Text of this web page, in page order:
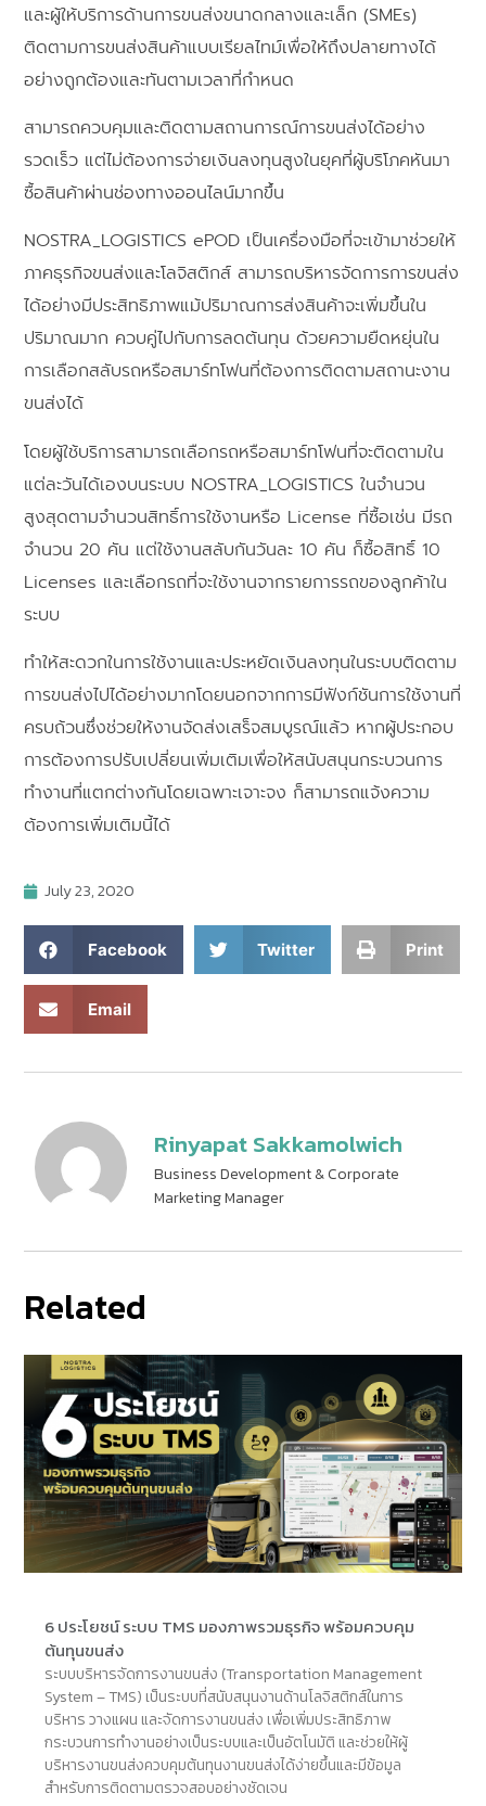
และผู้ให้บริการด้านการขนส่งขนาดกลางและเล็ก (SMEs)
ติดตามการขนส่งสินค้าแบบเรียลไทม์เพื่อให้ถึงปลายทางได้
อย่างถูกต้องและทันตามเวลาที่กำหนด
สามารถควบคุมและติดตามสถานการณ์การขนส่งได้อย่าง
รวดเร็ว แต่ไม่ต้องการจ่ายเงินลงทุนสูงในยุคที่ผู้บริโภคหันมา
ซื้อสินค้าผ่านช่องทางออนไลน์มากขึ้น
NOSTRA_LOGISTICS ePOD เป็นเครื่องมือที่จะเข้ามาช่วยให้
ภาคธุรกิจขนส่งและโลจิสติกส์ สามารถบริหารจัดการการขนส่ง
ได้อย่างมีประสิทธิภาพแม้ปริมาณการส่งสินค้าจะเพิ่มขึ้นใน
ปริมาณมาก ควบคู่ไปกับการลดต้นทุน ด้วยความยืดหยุ่นใน
การเลือกสลับรถหรือสมาร์ทโฟนที่ต้องการติดตามสถานะงาน
ขนส่งได้
โดยผู้ใช้บริการสามารถเลือกรถหรือสมาร์ทโฟนที่จะติดตามใน
แต่ละวันได้เองบนระบบ NOSTRA_LOGISTICS ในจำนวน
สูงสุดตามจำนวนสิทธิ์การใช้งานหรือ License ที่ซื้อเช่น มีรถ
จำนวน 20 คัน แต่ใช้งานสลับกันวันละ 10 คัน ก็ซื้อสิทธิ์ 10
Licenses และเลือกรถที่จะใช้งานจากรายการรถของลูกค้าใน
ระบบ
ทำให้สะดวกในการใช้งานและประหยัดเงินลงทุนในระบบติดตาม
การขนส่งไปได้อย่างมากโดยนอกจากการมีฟังก์ชันการใช้งานที่
ครบถ้วนซึ่งช่วยให้งานจัดส่งเสร็จสมบูรณ์แล้ว หากผู้ประกอบ
การต้องการปรับเปลี่ยนเพิ่มเติมเพื่อให้สนับสนุนกระบวนการ
ทำงานที่แตกต่างกันโดยเฉพาะเจาะจง ก็สามารถแจ้งความ
ต้องการเพิ่มเติมนี้ได้
July 23, 2020
Facebook Twitter Print
Email
Rinyapat Sakkamolwich
Business Development & Corporate
Marketing Manager
Related
6 ประโยชน์ ระบบ TMS มองภาพรวมธุรกิจ พร้อมควบคุม
ต้นทุนขนส่ง
ระบบบริหารจัดการงานขนส่ง (Transportation Management
System – TMS) เป็นระบบที่สนับสนุนงานด้านโลจิสติกส์ในการ
บริหาร วางแผน และจัดการงานขนส่ง เพื่อเพิ่มประสิทธิภาพ
กระบวนการทำงานอย่างเป็นระบบและเป็นอัตโนมัติ และช่วยให้ผู้
บริหารงานขนส่งควบคุมต้นทุนงานขนส่งได้ง่ายขึ้นและมีข้อมูล
สำหรับการติดตามตรวจสอบอย่างชัดเจน